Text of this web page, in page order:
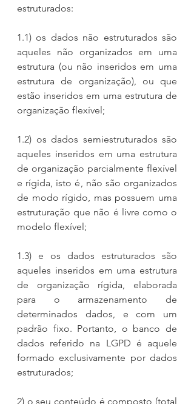
estruturados:
1.1) os dados não estruturados são
aqueles não organizados em uma
estrutura (ou não inseridos em uma
estrutura de organização), ou que
estão inseridos em uma estrutura de
organização flexível;
1.2) os dados semiestruturados são
aqueles inseridos em uma estrutura
de organização parcialmente flexível
e rígida, isto é, não são organizados
de modo rígido, mas possuem uma
estruturação que não é livre como o
modelo flexível;
1.3) e os dados estruturados são
aqueles inseridos em uma estrutura
de organização rígida, elaborada
para o armazenamento de
determinados dados, e com um
padrão fixo. Portanto, o banco de
dados referido na LGPD é aquele
formado exclusivamente por dados
estruturados;
2) o seu conteúdo é composto (total